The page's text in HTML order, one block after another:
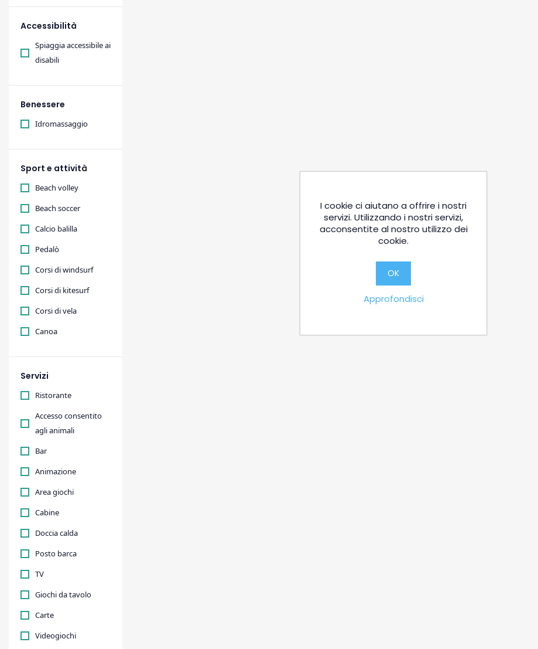
Accessibilità
Spiaggia accessibile ai
disabili
Benessere
Idromassaggio
Sport e attività
Beach volley
Beach soccer
Calcio balilla
Pedalò
Corsi di windsurf
Corsi di kitesurf
Corsi di vela
Canoa
Servizi
Ristorante
Accesso consentito
agli animali
Bar
Animazione
Area giochi
Cabine
Doccia calda
Posto barca
TV
Giochi da tavolo
Carte
Videogiochi
I cookie ci aiutano a offrire i nostri
servizi. Utilizzando i nostri servizi,
acconsentite al nostro utilizzo dei
cookie.
OK
Approfondisci